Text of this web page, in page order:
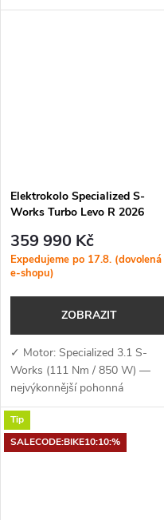
dynamickou jízdu i v náročném
Elektrokolo Specialized S-
Works Turbo Levo R 2026
Speckle Over Carbon / Silver
Dust
359 990 Kč
Expedujeme po 17.8. (dovolená
e-shopu)
ZOBRAZIT
✓ Motor: Specialized 3.1 S-
Works (111 Nm / 850 W) —
nejvýkonnější pohonná
jednotka Specialized s
extrémním točivým momentem
111 Nm a špičkovým výkonem
Tip
SALECODE:BIKE10:10:%